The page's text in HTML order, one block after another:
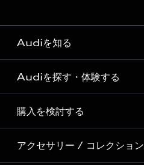
Audiを知る
Audi ブランド
Story of Progress
Audi Sport
Formula 1®
Audiを探す・体験する
ディーラー検索
新車在庫検索
購入を検討する
モデル一覧
アクセサリー / コレクション